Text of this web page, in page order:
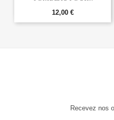
12,00 €
Recevez nos